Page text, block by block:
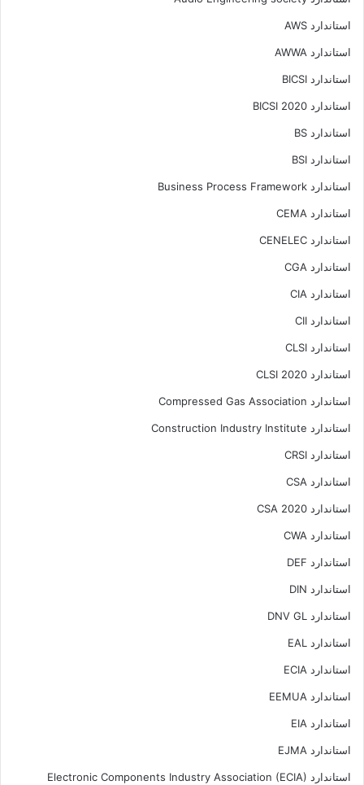
استاندارد AWS
استاندارد AWWA
استاندارد BICSI
استاندارد BICSI 2020
استاندارد BS
استاندارد BSI
استاندارد Business Process Framework
استاندارد CEMA
استاندارد CENELEC
استاندارد CGA
استاندارد CIA
استاندارد CII
استاندارد CLSI
استاندارد CLSI 2020
استاندارد Compressed Gas Association
استاندارد Construction Industry Institute
استاندارد CRSI
استاندارد CSA
استاندارد CSA 2020
استاندارد CWA
استاندارد DEF
استاندارد DIN
استاندارد DNV GL
استاندارد EAL
استاندارد ECIA
استاندارد EEMUA
استاندارد EIA
استاندارد EJMA
استاندارد Electronic Components Industry Association (ECIA)